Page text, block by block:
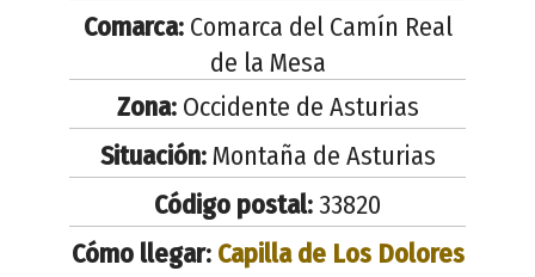
Comarca:Comarca del Camín Real
de la Mesa
Zona:Occidente de Asturias
Situación:Montaña de Asturias
Código postal: 33820
Cómo llegar: Capilla de Los Dolores